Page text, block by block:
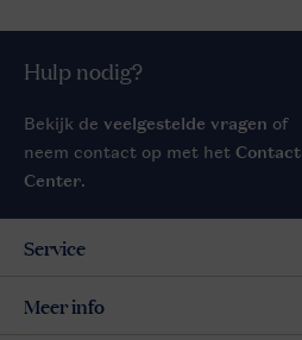
Hulp nodig?
Bekijk de veelgestelde vragen of
neem contact op met het Contact
Center.
Service
Meer info